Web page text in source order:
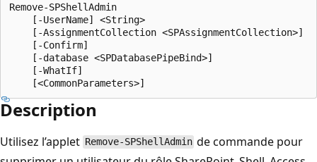
Remove-SPShellAdmin
    [-UserName] <String>
    [-AssignmentCollection <SPAssignmentCollection>]
    [-Confirm]
    [-database <SPDatabasePipeBind>]
    [-WhatIf]
Description
Utilisez l’applet Remove-SPShellAdmin de commande pour